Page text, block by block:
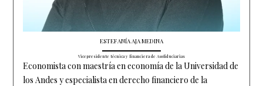
ESTEFANÍA AJA MEDINA
Vicepresidente técnica y financiera de Asofiduciarias
Economista con maestría en economía de la Universidad de
los Andes y especialista en derecho financiero de la